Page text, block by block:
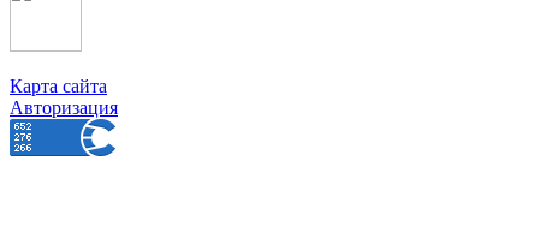
Карта сайта
Авторизация